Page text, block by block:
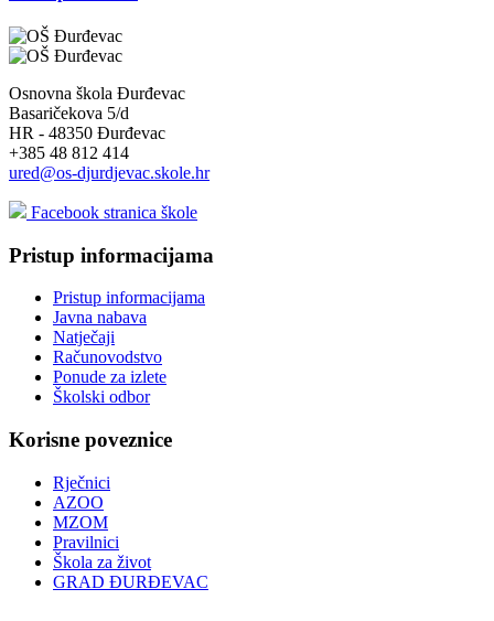
Osnovna škola Đurđevac
Basaričekova 5/d
HR - 48350 Đurđevac
+385 48 812 414
ured@os-djurdjevac.skole.hr
Facebook stranica škole
Pristup informacijama
Pristup informacijama
Javna nabava
Natječaji
Računovodstvo
Ponude za izlete
Školski odbor
Korisne poveznice
Rječnici
AZOO
MZOM
Pravilnici
Škola za život
GRAD ĐURĐEVAC